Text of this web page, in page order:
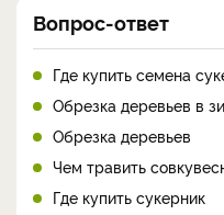
Вопрос-ответ
Где купить семена
Обрезка деревьев в
Обрезка деревьев
Чем травить
Где купить сукерник